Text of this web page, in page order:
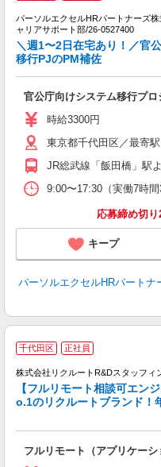
パーソルエクセルHRパートナーズ
ャリアサポート部/26-0527400
＼週1〜2日在宅あり！／官
移行PJのPM補佐
官公庁向けシステム移行プ
時給3300円
東京都千代田区／最寄
JR総武線「飯田橋」駅
9:00〜17:30（実働7時
応募締め切
キープ
パーソルエクセルHRパート
千代田区 正社員
株式会社リクルートR&Dスタッフィ
【フルリモート相談可エン
o.1のリクルートブランド
フルリモート（アプリケーシ